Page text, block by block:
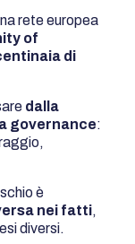
rete europea
of
di
dalla
governance:
è
nei fatti,
diversi.